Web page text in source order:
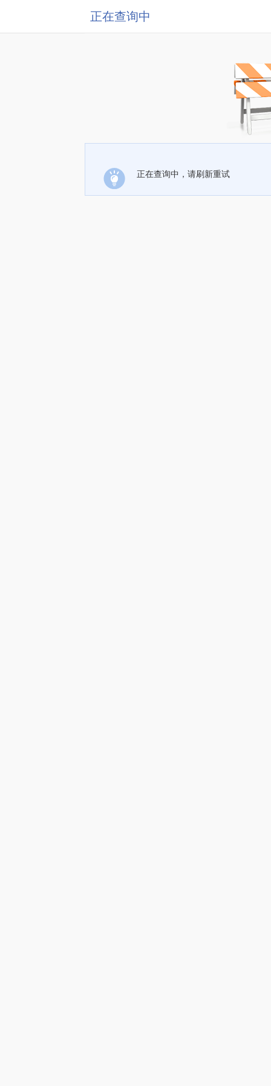
正在查询中
正在查询中，请刷新重试